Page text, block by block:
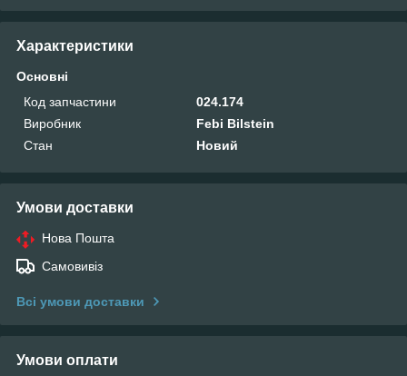
Характеристики
Основні
Код запчастини
024.174
Виробник
Febi Bilstein
Стан
Новий
Умови доставки
Нова Пошта
Самовивіз
Всі умови доставки
Умови оплати